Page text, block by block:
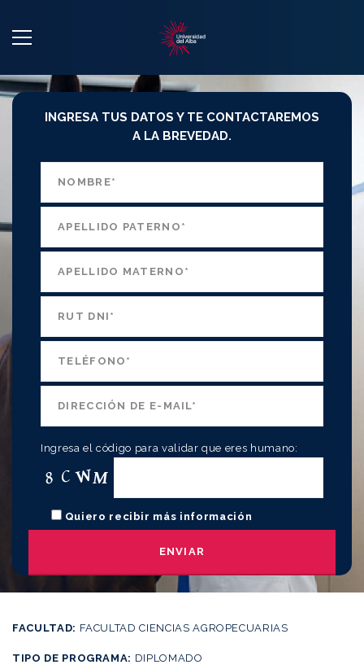
INGRESA TUS DATOS Y TE CONTACTAREMOS
A LA BREVEDAD.
Ingresa el código para validar que eres humano:
Quiero recibir más información
FACULTAD: FACULTAD CIENCIAS AGROPECUARIAS
TIPO DE PROGRAMA: DIPLOMADO